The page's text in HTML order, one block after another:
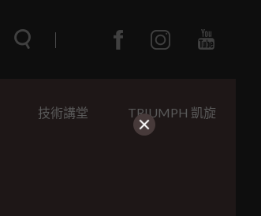
技術講堂 TRIUMPH 凱旋